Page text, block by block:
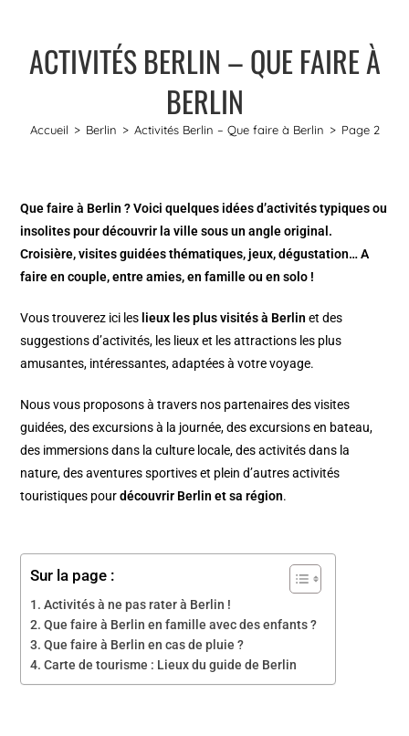
ACTIVITÉS BERLIN – QUE FAIRE À
BERLIN
Accueil > Berlin > Activités Berlin – Que faire à Berlin > Page 2
Que faire à Berlin ? Voici quelques idées d’activités typiques ou
insolites pour découvrir la ville sous un angle original.
Croisière, visites guidées thématiques, jeux, dégustation… A
faire en couple, entre amies, en famille ou en solo !
Vous trouverez ici les lieux les plus visités à Berlin et des
suggestions d’activités, les lieux et les attractions les plus
amusantes, intéressantes, adaptées à votre voyage.
Nous vous proposons à travers nos partenaires des visites
guidées, des excursions à la journée, des excursions en bateau,
des immersions dans la culture locale, des activités dans la
nature, des aventures sportives et plein d’autres activités
touristiques pourdécouvrir Berlin et sa région.
Sur la page :
Activités à ne pas rater à Berlin !
Que faire à Berlin en famille avec des enfants ?
Que faire à Berlin en cas de pluie ?
Carte de tourisme : Lieux du guide de Berlin